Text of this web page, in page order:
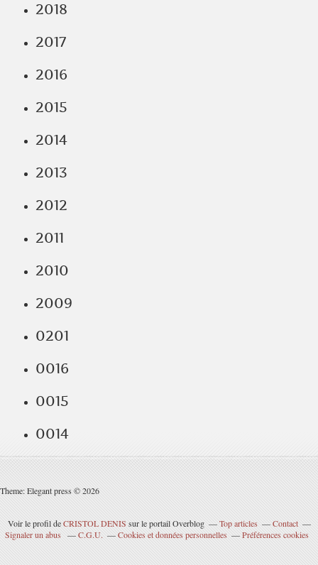
2018
2017
2016
2015
2014
2013
2012
2011
2010
2009
0201
0016
0015
0014
Theme: Elegant press © 2026
Voir le profil deCRISTOL DENIS sur le portail Overblog Top articles
Contact
Signaler un abus
C.G.U. Cookies et données personnelles Préférences cookies